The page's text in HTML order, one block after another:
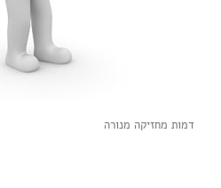
דמות מחזיקה מנורה